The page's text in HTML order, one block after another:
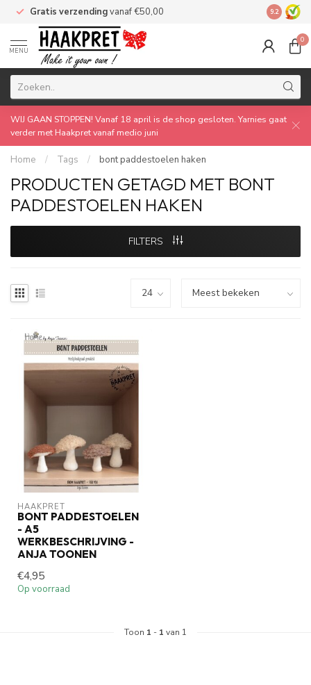
Gratis verzendingvanaf €50,00 Made by
9.2
MENU
0
WIJ GAAN STOPPEN! Vanaf 18 april is de shop gesloten. Yarnies gaat
verder met Haakpret vanaf medio juni
Home / Tags / bont paddestoelen haken
PRODUCTEN GETAGD MET BONT
PADDESTOELEN HAKEN
FILTERS
HAAKPRET
BONT PADDESTOELEN
- A5
WERKBESCHRIJVING -
ANJA TOONEN
€4,95
Op voorraad
Toon 1 - 1 van 1